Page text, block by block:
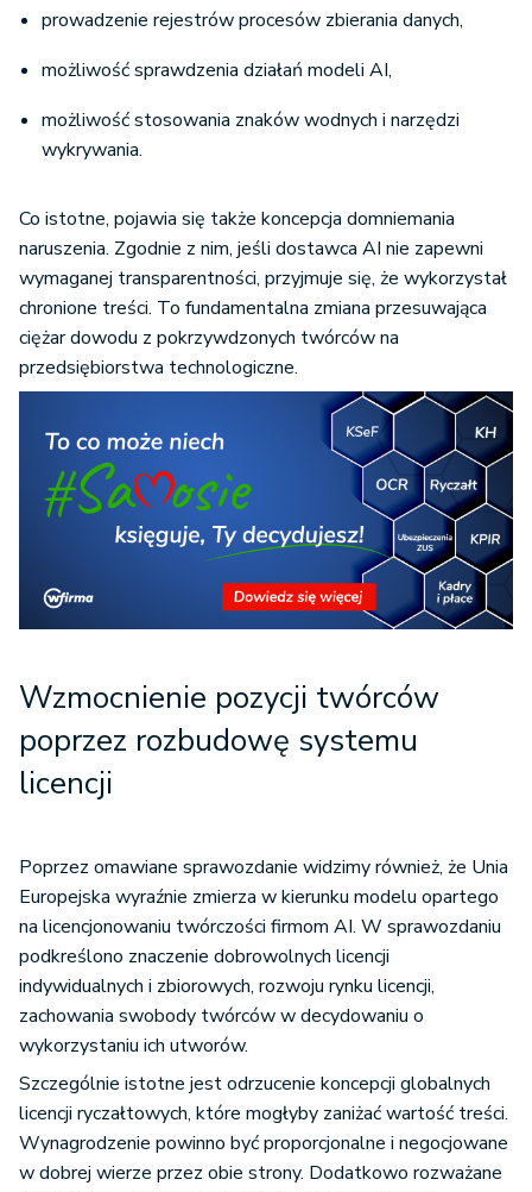
wykrywania.
naruszenia. Zgodnie z nim, jeśli dostawca AI nie zapewni
wymaganej transparentności, przyjmuje się, że wykorzystał
chronione treści. To fundamentalna zmiana przesuwająca
ciężar dowodu z pokrzywdzonych twórców na
przedsiębiorstwa technologiczne.
poprzez rozbudowę systemu
licencji
Europejska wyraźnie zmierza w kierunku modelu opartego
na licencjonowaniu twórczości firmom AI. W sprawozdaniu
podkreślono znaczenie dobrowolnych licencji
indywidualnych i zbiorowych, rozwoju rynku licencji,
zachowania swobody twórców w decydowaniu o
wykorzystaniu ich utworów.
Szczególnie istotne jest odrzucenie koncepcji globalnych
licencji ryczałtowych, które mogłyby zaniżać wartość treści.
Wynagrodzenie powinno być proporcjonalne i negocjowane
w dobrej wierze przez obie strony. Dodatkowo rozważane
jest wprowadzenie mechanizmów tymczasowego